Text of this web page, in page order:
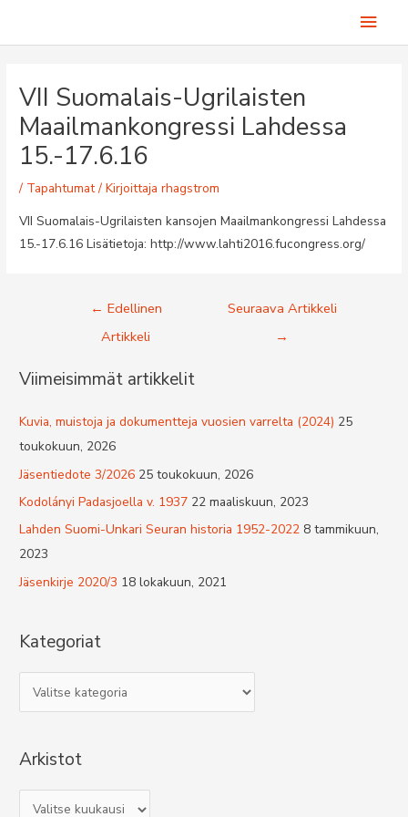
VII Suomalais-Ugrilaisten
Maailmankongressi Lahdessa
15.-17.6.16
/ Tapahtumat/ Kirjoittajarhagstrom
VII Suomalais-Ugrilaisten kansojen Maailmankongressi Lahdessa
15.-17.6.16 Lisätietoja: http://www.lahti2016.fucongress.org/
Artikkelien
← Edellinen
Artikkeli
Seuraava Artikkeli
→
Viimeisimmät artikkelit
Kuvia, muistoja ja dokumentteja vuosien varrelta (2024) 25
toukokuun, 2026
Jäsentiedote 3/2026 25 toukokuun, 2026
Kodolányi Padasjoella v. 1937 22 maaliskuun, 2023
Lahden Suomi-Unkari Seuran historia 1952-2022 8 tammikuun,
2023
Jäsenkirje 2020/3 18 lokakuun, 2021
Kategoriat
a
e
Arkistot